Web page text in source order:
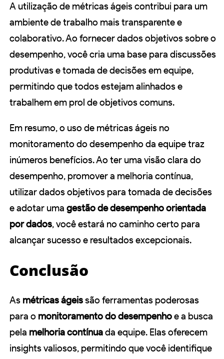
A utilização de métricas ágeis contribui para um
ambiente de trabalho mais transparente e
colaborativo. Ao fornecer dados objetivos sobre o
desempenho, você cria uma base para discussões
produtivas e tomada de decisões em equipe,
permitindo que todos estejam alinhados e
trabalhem em prol de objetivos comuns.
Em resumo, o uso de métricas ágeis no
monitoramento do desempenho da equipe traz
inúmeros benefícios. Ao ter uma visão clara do
desempenho, promover a melhoria contínua,
utilizar dados objetivos para tomada de decisões
e adotar uma gestão de desempenho orientada
por dados, você estará no caminho certo para
alcançar sucesso e resultados excepcionais.
Conclusão
As métricas ágeissão ferramentas poderosas
para o monitoramento do desempenhoe a busca
pela melhoria contínuada equipe. Elas oferecem
insights valiosos, permitindo que você identifique